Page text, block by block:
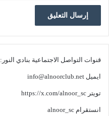
قنوات التواصل الاجتماعية بنادي النور:
ايميل info@alnoorclub.net
تويتر https://x.com/alnoor_sc
انستقرام alnoor_sc